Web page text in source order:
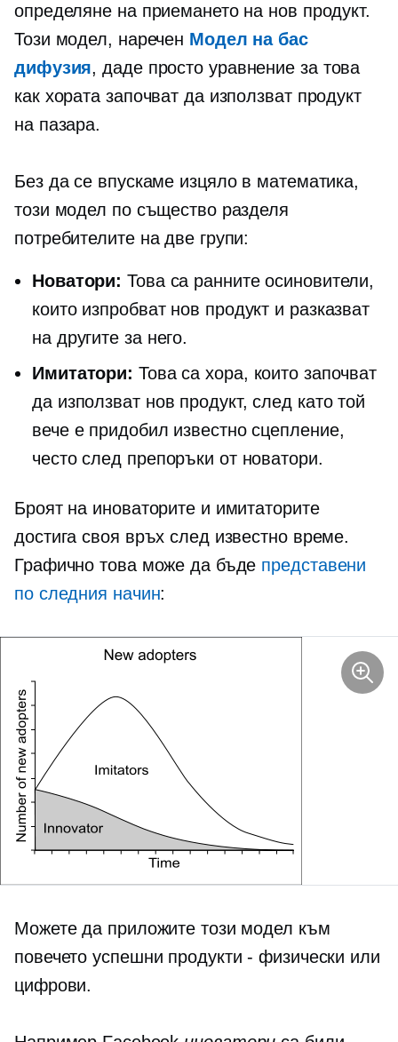
определяне на приемането на нов продукт.
Този модел, наречен Модел на бас
дифузия, даде просто уравнение за това
как хората започват да използват продукт
на пазара.
Без да се впускаме изцяло в математика,
този модел по същество разделя
потребителите на две групи:
Новатори: Това са ранните осиновители,
които изпробват нов продукт и разказват
на другите за него.
Имитатори: Това са хора, които започват
да използват нов продукт, след като той
вече е придобил известно сцепление,
често след препоръки от новатори.
Броят на иноваторите и имитаторите
достига своя връх след известно време.
Графично това може да бъде представени
по следния начин:
Можете да приложите този модел към
повечето успешни продукти - физически или
цифрови.